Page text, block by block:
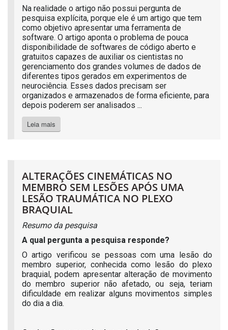
Na realidade o artigo não possui pergunta de
pesquisa explícita, porque ele é um artigo que tem
como objetivo apresentar uma ferramenta de
software. O artigo aponta o problema de pouca
disponibilidade de softwares de código aberto e
gratuitos capazes de auxiliar os cientistas no
gerenciamento dos grandes volumes de dados de
diferentes tipos gerados em experimentos de
neurociência. Esses dados precisam ser
organizados e armazenados de forma eficiente, para
depois poderem ser analisados ...
Leia mais
ALTERAÇÕES CINEMÁTICAS NO
MEMBRO SEM LESÕES APÓS UMA
LESÃO TRAUMÁTICA NO PLEXO
BRAQUIAL
Resumo da pesquisa
A qual pergunta a pesquisa responde?
O artigo verificou se pessoas com uma lesão do
membro superior, conhecida como lesão do plexo
braquial, podem apresentar alteração de movimento
do membro superior não afetado, ou seja, teriam
dificuldade em realizar alguns movimentos simples
do dia a dia.